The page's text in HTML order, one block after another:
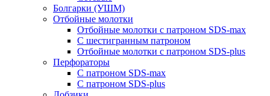
Болгарки (УШМ)
Отбойные молотки
Отбойные молотки с патроном SDS-max
С шестигранным патроном
Отбойные молотки с патроном SDS-plus
Перфораторы
С патроном SDS-max
С патроном SDS-plus